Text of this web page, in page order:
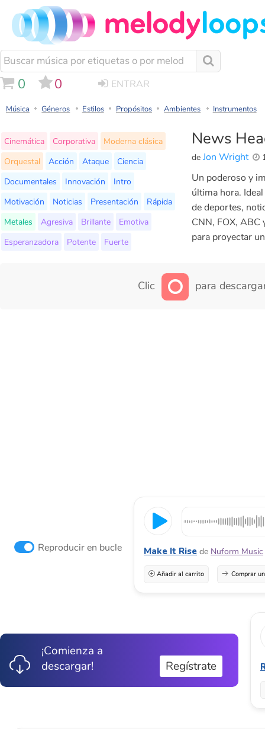
0 0 ENTRAR
Música Géneros Estilos Propósitos Ambientes Instrumentos
News
de Jon Wright
Cinemática Corporativa
Moderna clásica
Orquestal
Acción Ataque
Ciencia
Documentales
Innovación
Intro
Motivación
Noticias Presentación
Rápida
Metales
Agresiva Brillante
Emotiva
Esperanzadora
Potente Fuerte
Un poderoso y
última hora.
de deportes,
CNN, FOX,
para proyectar
Clic para
Reproducir en bucle Make It Rise de Nuform Music
Añadir al carrito Comprar
¡Comienza a
descargar!
Regístrate